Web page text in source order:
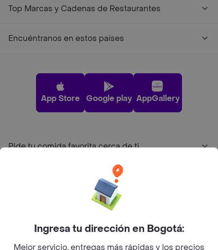
Top Marcas y Cadenas de Restaurantes
Encuéntranos en estos países
App Store Google play AppGallery
Pide tu comida favorita cerca de ti
Sobre Rappi
Ingresa tu dirección en Bogotá:
Mejor servicio, entregas más rápidas y los precios